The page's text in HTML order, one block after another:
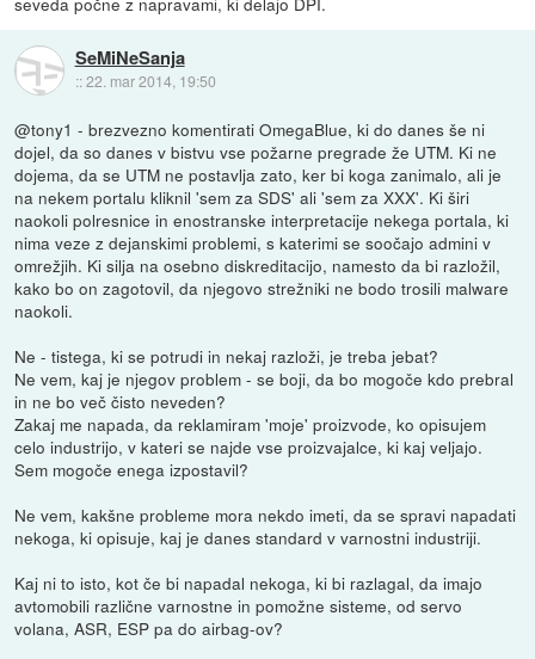
SeMiNeSanja
::22. mar 2014, 19:50
@tony1 - brezvezno komentirati OmegaBlue, ki do danes še ni
dojel, da so danes v bistvu vse požarne pregrade že UTM. Ki ne
dojema, da se UTM ne postavlja zato, ker bi koga zanimalo, ali je
na nekem portalu kliknil 'sem za SDS' ali 'sem za XXX'. Ki širi
naokoli polresnice in enostranske interpretacije nekega portala, ki
nima veze z dejanskimi problemi, s katerimi se soočajo admini v
omrežjih. Ki silja na osebno diskreditacijo, namesto da bi razložil,
kako bo on zagotovil, da njegovo strežniki ne bodo trosili malware
naokoli.
Ne - tistega, ki se potrudi in nekaj razloži, je treba jebat?
Ne vem, kaj je njegov problem - se boji, da bo mogoče kdo prebral
in ne bo več čisto neveden?
Zakaj me napada, da reklamiram 'moje' proizvode, ko opisujem
celo industrijo, v kateri se najde vse proizvajalce, ki kaj veljajo.
Sem mogoče enega izpostavil?
Ne vem, kakšne probleme mora nekdo imeti, da se spravi napadati
nekoga, ki opisuje, kaj je danes standard v varnostni industriji.
Kaj ni to isto, kot če bi napadal nekoga, ki bi razlagal, da imajo
avtomobili različne varnostne in pomožne sisteme, od servo
volana, ASR, ESP pa do airbag-ov?